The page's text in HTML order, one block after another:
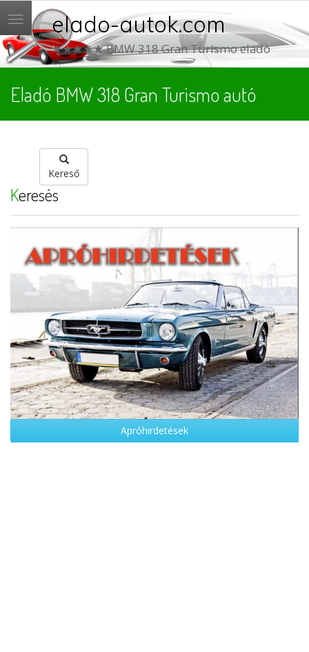
Menü elado-autok.com
★★★★★ BMW 318 Gran Turismo eladó
Eladó BMW 318 Gran Turismo autó
Kereső
Keresés
Apróhirdetések